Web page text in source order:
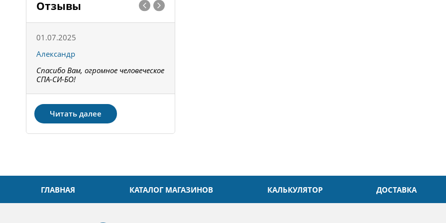
Отзывы
01.07.2025
Александр
Спасибо Вам, огромное человеческое
СПА-СИ-БО!
Читать далее
ГЛАВНАЯ КАТАЛОГ МАГАЗИНОВ КАЛЬКУЛЯТОР ДОСТАВКА